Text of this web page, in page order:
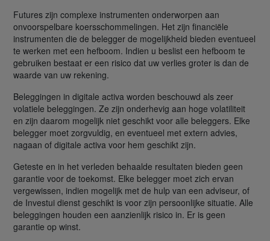
Futures zijn complexe instrumenten onderworpen aan
onvoorspelbare koersschommelingen. Het zijn financiële
instrumenten die de belegger de mogelijkheid bieden eventueel
te werken met een hefboom. Indien u beslist een hefboom te
gebruiken bestaat er een risico dat uw verlies groter is dan de
waarde van uw rekening.
Beleggingen in digitale activa worden beschouwd als zeer
volatiele beleggingen. Ze zijn onderhevig aan hoge volatiliteit
en zijn daarom mogelijk niet geschikt voor alle beleggers. Elke
belegger moet zorgvuldig, en eventueel met extern advies,
nagaan of digitale activa voor hem geschikt zijn.
Geteste en in het verleden behaalde resultaten bieden geen
garantie voor de toekomst. Elke belegger moet zich ervan
vergewissen, indien mogelijk met de hulp van een adviseur, of
de Investui dienst geschikt is voor zijn persoonlijke situatie. Alle
beleggingen houden een aanzienlijk risico in. Er is geen
garantie op winst.